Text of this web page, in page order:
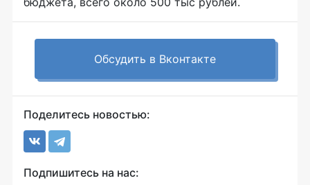
Обсудить в Вконтакте
Поделитесь новостью:
Подпишитесь на нас: